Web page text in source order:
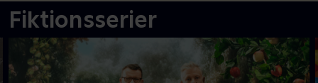
Fiktionsserier